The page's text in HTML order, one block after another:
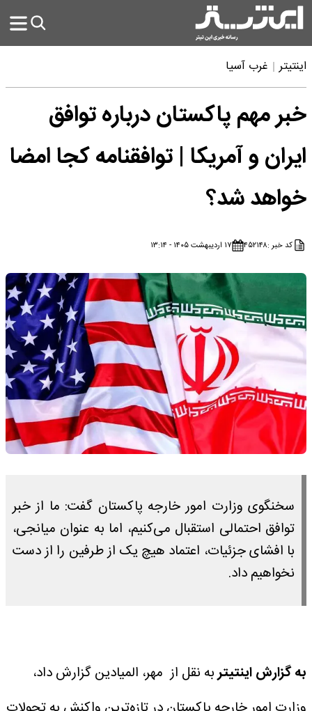
اینتیتر غرب آسیا
خبر مهم پاکستان درباره توافق
ایران و آمریکا | توافقنامه کجا امضا
خواهد شد؟
کد خبر :۴۵۲۱۴۸ ۱۷ اردیبهشت ۱۴۰۵ - ۱۳:۱۴
سخنگوی وزارت امور خارجه پاکستان گفت: ما از خبر
توافق احتمالی استقبال می‌کنیم، اما به عنوان میانجی،
با افشای جزئیات، اعتماد هیچ یک از طرفین را از دست
نخواهیم داد.
به گزارش اینتیتربه نقل از مهر، المیادین گزارش داد،